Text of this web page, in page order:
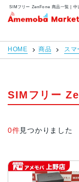
アメモバマーケット
HOME 商品 スマ
SIMフリー
0件見つかりました